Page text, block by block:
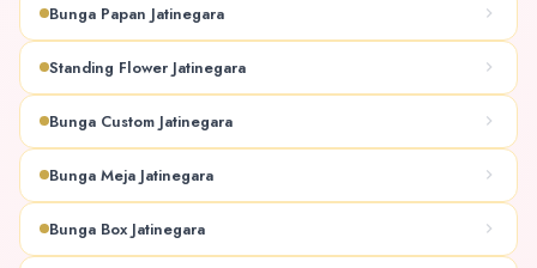
Bunga Papan Jatinegara
Standing Flower Jatinegara
Bunga Custom Jatinegara
Bunga Meja Jatinegara
Bunga Box Jatinegara